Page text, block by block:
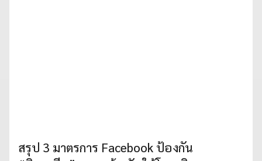
สรุป 3 มาตรการ Facebook ป้องกัน